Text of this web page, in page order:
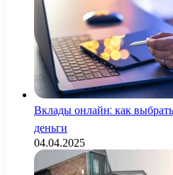
Вклады онлайн: как
деньги
04.04.2025